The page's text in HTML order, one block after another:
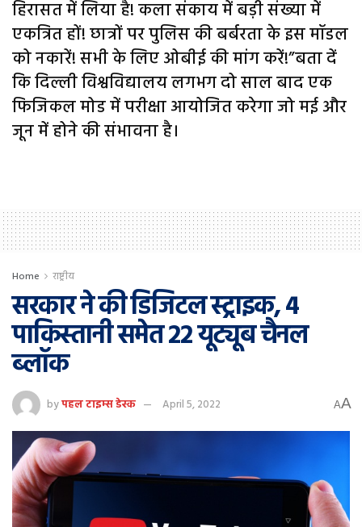
हिरासत में लिया है! कला संकाय में बड़ी संख्या में
एकत्रित हों! छात्रों पर पुलिस की बर्बरता के इस मॉडल
को नकारें! सभी के लिए ओबीई की मांग करें!”बता दें
कि दिल्ली विश्वविद्यालय लगभग दो साल बाद एक
फिजिकल मोड में परीक्षा आयोजित करेगा जो मई और
जून में होने की संभावना है।
Home राष्ट्रीय
सरकार ने की डिजिटल स्ट्राइक, 4
पाकिस्तानी समेत 22 यूट्यूब चैनल
ब्लॉक
byपहल टाइम्स डेस्क April 5, 2022 AA